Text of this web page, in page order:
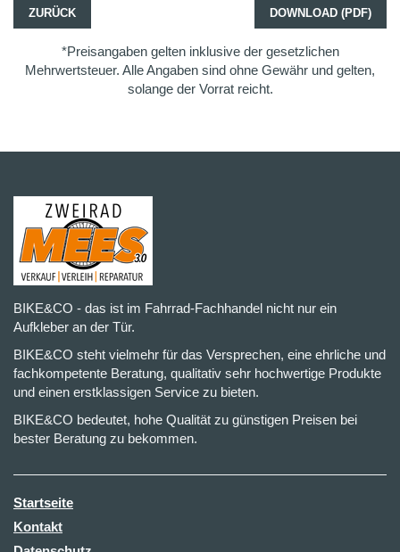
ZURÜCK DOWNLOAD (PDF)
*Preisangaben gelten inklusive der gesetzlichen
Mehrwertsteuer. Alle Angaben sind ohne Gewähr und gelten,
solange der Vorrat reicht.
BIKE&CO - das ist im Fahrrad-Fachhandel nicht nur ein
Aufkleber an der Tür.
BIKE&CO steht vielmehr für das Versprechen, eine ehrliche und
fachkompetente Beratung, qualitativ sehr hochwertige Produkte
und einen erstklassigen Service zu bieten.
BIKE&CO bedeutet, hohe Qualität zu günstigen Preisen bei
bester Beratung zu bekommen.
Startseite
Kontakt